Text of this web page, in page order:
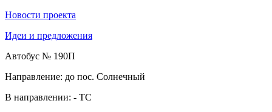
Новости проекта
Идеи и предложения
Автобус № 190П
Направление: до пос. Солнечный
В направлении: - ТС